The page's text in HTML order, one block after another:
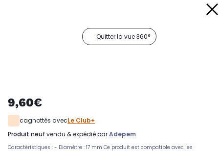
Quitter la vue 360°
9,60€
cagnottés avecLe Club+
produit neuf vendu & expédié parAdepem
Caractéristiques : - Diamètre : 17 mm Ce produit est compatible avec les